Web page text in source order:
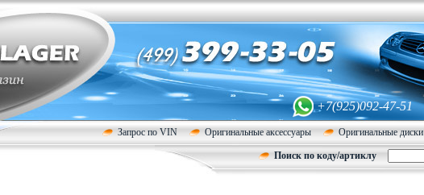
+7(925)092-47-51
Запрос по VIN Оригинальные аксессуары Оригинальные диски
Поиск по коду/артиклу